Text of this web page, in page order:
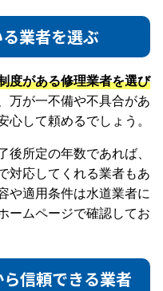
業者を選ぶ
度がある修理業者を選び
万が一不備や不具合があ
して頼めるでしょう。
所定の年数であれば、
対応してくれる業者もあ
や適用条件は水道業者に
ームページで確認してお
信頼できる業者